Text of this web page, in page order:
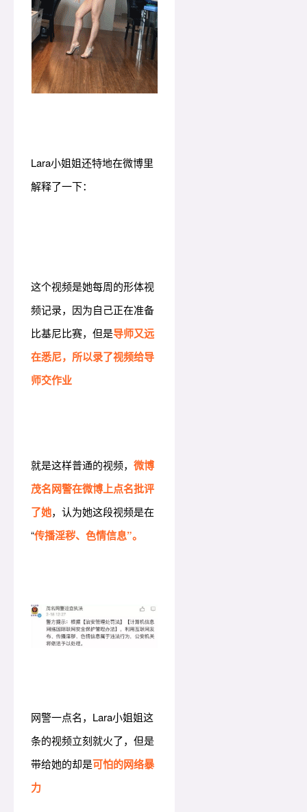
Lara小姐姐还特地在微博里
解释了一下：
这个视频是她每周的形体视
频记录，因为自己正在准备
比基尼比赛，但是导师又远
在悉尼，所以录了视频给导
师交作业
就是这样普通的视频， 微博
茂名网警在微博上点名批评
了她，认为她这段视频是在
“传播淫秽、色情信息”。
网警一点名，Lara小姐姐这
条的视频立刻就火了，但是
带给她的却是可怕的网络暴
力